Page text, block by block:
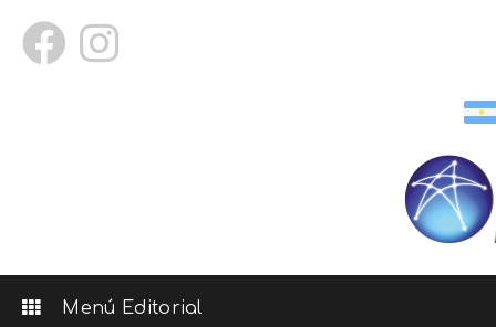
Menú Editorial